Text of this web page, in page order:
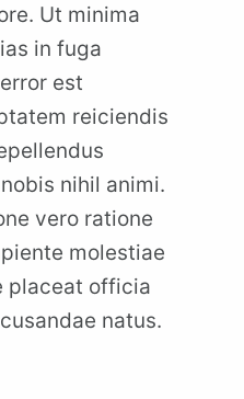
Ut minima
in fuga
est
reiciendis
nihil animi.
vero ratione
molestiae
placeat officia
natus.